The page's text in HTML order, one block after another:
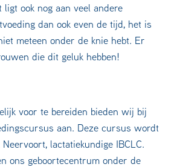
ligt ook nog aan veel andere
dan ook even de tijd, het is
meteen onder de knie hebt. Er
die dit geluk hebben!
voor te bereiden bieden wij bij
aan. Deze cursus wordt
lactatiekundige IBCLC.
ons geboortecentrum onder de